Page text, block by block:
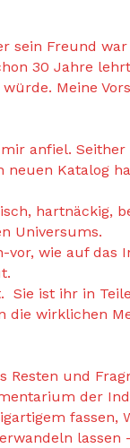
sein Freund
30 Jahre
Meine
anfiel. Seither
Katalog
hartnäckig,
Universums.
vor, wie auf das
Sie ist ihr in
die wirklichen
Resten und
der
fassen,
lassen